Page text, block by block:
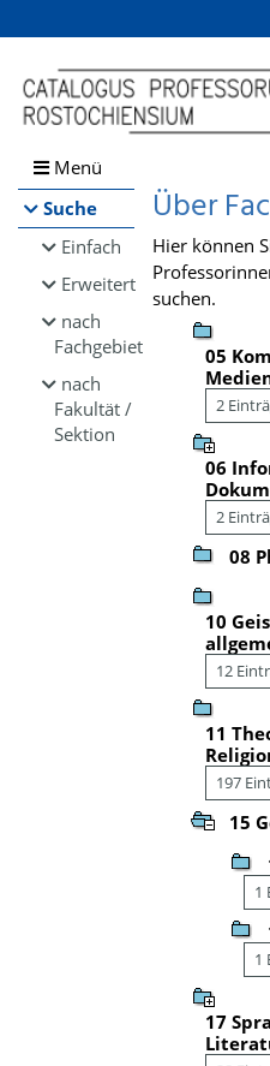
Browsen
direkt zum Inhalt
Menü
Suche
Einfach
Erweitert
nach
Fachgebiet
nach
Fakultät /
Sektion
Über
Hier können
suchen.
05
2
06
2
08
10
12
11
197
15
1
1
17